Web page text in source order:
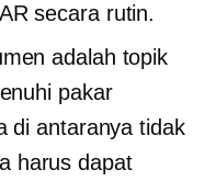
secara rutin.
adalah topik
pakar
di antaranya tidak
harus dapat